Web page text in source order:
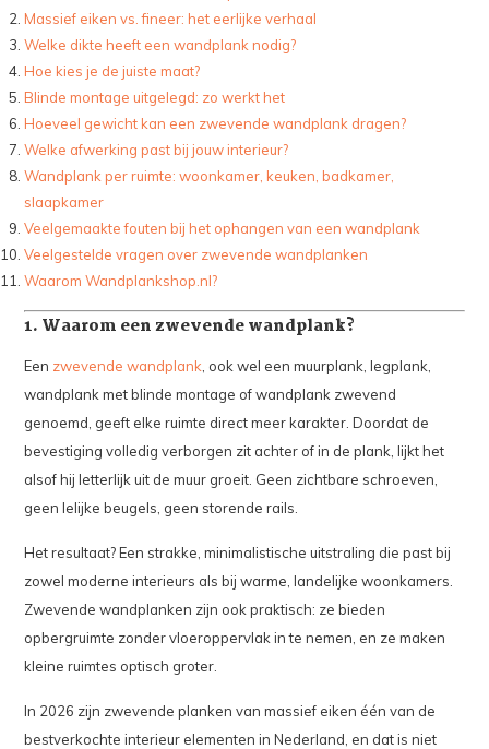
Massief eiken vs. fineer: het eerlijke verhaal
Welke dikte heeft een wandplank nodig?
Hoe kies je de juiste maat?
Blinde montage uitgelegd: zo werkt het
Hoeveel gewicht kan een zwevende wandplank dragen?
Welke afwerking past bij jouw interieur?
Wandplank per ruimte: woonkamer, keuken, badkamer,
slaapkamer
Veelgemaakte fouten bij het ophangen van een wandplank
Veelgestelde vragen over zwevende wandplanken
Waarom Wandplankshop.nl?
1. Waarom een zwevende wandplank?
Een zwevende wandplank , ook wel een muurplank, legplank,
wandplank met blinde montage of wandplank zwevend
genoemd, geeft elke ruimte direct meer karakter. Doordat de
bevestiging volledig verborgen zit achter of in de plank, lijkt het
alsof hij letterlijk uit de muur groeit. Geen zichtbare schroeven,
geen lelijke beugels, geen storende rails.
Het resultaat? Een strakke, minimalistische uitstraling die past bij
zowel moderne interieurs als bij warme, landelijke woonkamers.
Zwevende wandplanken zijn ook praktisch: ze bieden
opbergruimte zonder vloeroppervlak in te nemen, en ze maken
kleine ruimtes optisch groter.
In 2026 zijn zwevende planken van massief eiken één van de
bestverkochte interieur elementen in Nederland, en dat is niet